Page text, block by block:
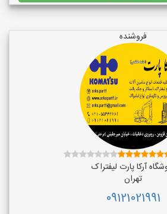
فروشنده
آرکا پارت لیفتراک
تهران
09121021991